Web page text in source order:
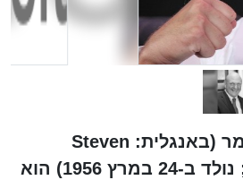
סטיבן אנטוני באלמר (באנגלית: Steven
Anthony Ballmer;‏ נולד ב-24 במרץ 1956) הוא